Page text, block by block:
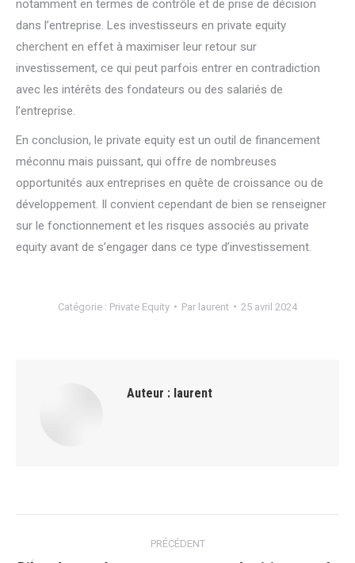
notamment en termes de contrôle et de prise de décision
dans l’entreprise. Les investisseurs en private equity
cherchent en effet à maximiser leur retour sur
investissement, ce qui peut parfois entrer en contradiction
avec les intérêts des fondateurs ou des salariés de
l’entreprise.
En conclusion, le private equity est un outil de financement
méconnu mais puissant, qui offre de nombreuses
opportunités aux entreprises en quête de croissance ou de
développement. Il convient cependant de bien se renseigner
sur le fonctionnement et les risques associés au private
equity avant de s’engager dans ce type d’investissement.
Catégorie : Private Equity Par laurent 25 avril 2024
Auteur : laurent
PRÉCÉDENT